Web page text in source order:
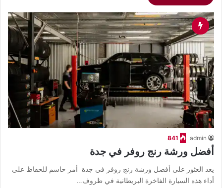
admin
841
أفضل ورشة رنج روفر في جدة
يعد العثور على أفضل ورشة رنج روفر في جدة أمر حاسم للحفاظ على
أداء هذه السيارة الفاخرة البريطانية في ظروف…